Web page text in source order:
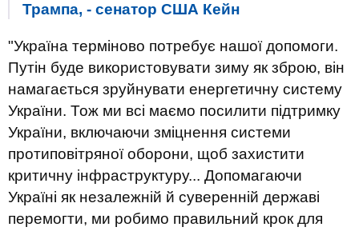
Трампа, - сенатор США Кейн
"Україна терміново потребує нашої допомоги.
Путін буде використовувати зиму як зброю, він
намагається зруйнувати енергетичну систему
України. Тож ми всі маємо посилити підтримку
України, включаючи зміцнення системи
протиповітряної оборони, щоб захистити
критичну інфраструктуру... Допомагаючи
Україні як незалежній й суверенній державі
перемогти, ми робимо правильний крок для